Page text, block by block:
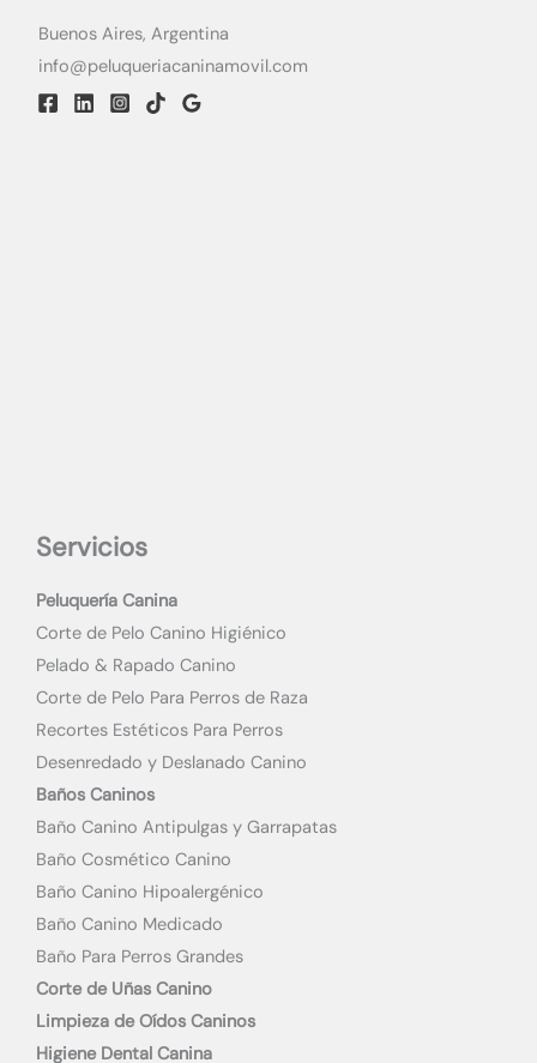
Buenos Aires, Argentina
info@peluqueriacaninamovil.com
Servicios
Peluquería Canina
Corte de Pelo Canino Higiénico
Pelado & Rapado Canino
Corte de Pelo Para Perros de Raza
Recortes Estéticos Para Perros
Desenredado y Deslanado Canino
Baños Caninos
Baño Canino Antipulgas y Garrapatas
Baño Cosmético Canino
Baño Canino Hipoalergénico
Baño Canino Medicado
Baño Para Perros Grandes
Corte de Uñas Canino
Limpieza de Oídos Caninos
Higiene Dental Canina